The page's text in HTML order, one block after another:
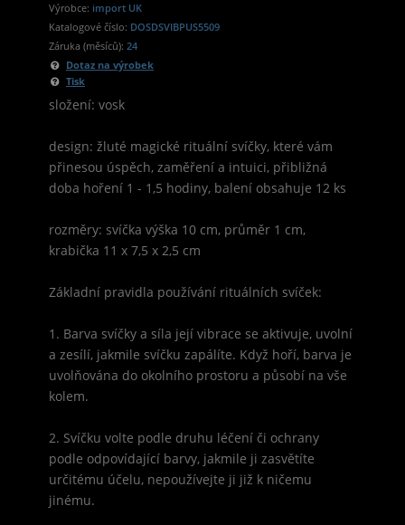
Výrobce: import UK
Katalogové číslo: DOSDSVIBPUS5509
Záruka (měsíců): 24
Dotaz na výrobek
Tisk
složení: vosk
design: žluté magické rituální svíčky, které vám
přinesou úspěch, zaměření a intuici, přibližná
doba hoření 1 - 1,5 hodiny, balení obsahuje 12 ks
rozměry: svíčka výška 10 cm, průměr 1 cm,
krabička 11 x 7,5 x 2,5 cm
Základní pravidla používání rituálních svíček:
1. Barva svíčky a síla její vibrace se aktivuje, uvolní
a zesílí, jakmile svíčku zapálíte. Když hoří, barva je
uvolňována do okolního prostoru a působí na vše
kolem.
2. Svíčku volte podle druhu léčení či ochrany
podle odpovídající barvy, jakmile ji zasvětíte
určitému účelu, nepoužívejte ji již k ničemu
jinému.